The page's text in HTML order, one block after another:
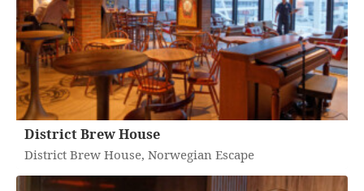
District Brew House
District Brew House, Norwegian Escape